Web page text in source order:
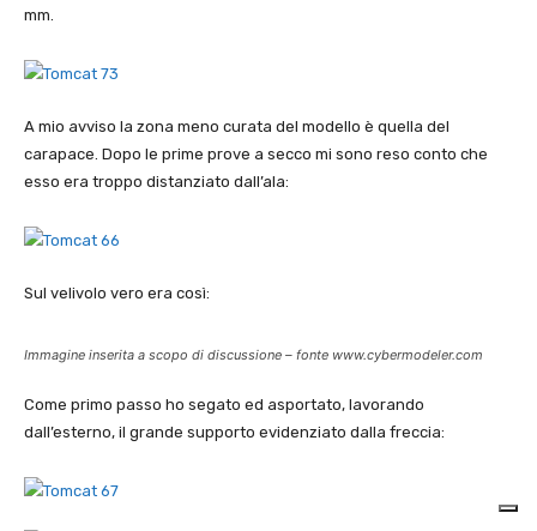
mm.
A mio avviso la zona meno curata del modello è quella del
carapace. Dopo le prime prove a secco mi sono reso conto che
esso era troppo distanziato dall’ala:
Sul velivolo vero era così:
Immagine inserita a scopo di discussione – fonte www.cybermodeler.com
Come primo passo ho segato ed asportato, lavorando
dall’esterno, il grande supporto evidenziato dalla freccia: